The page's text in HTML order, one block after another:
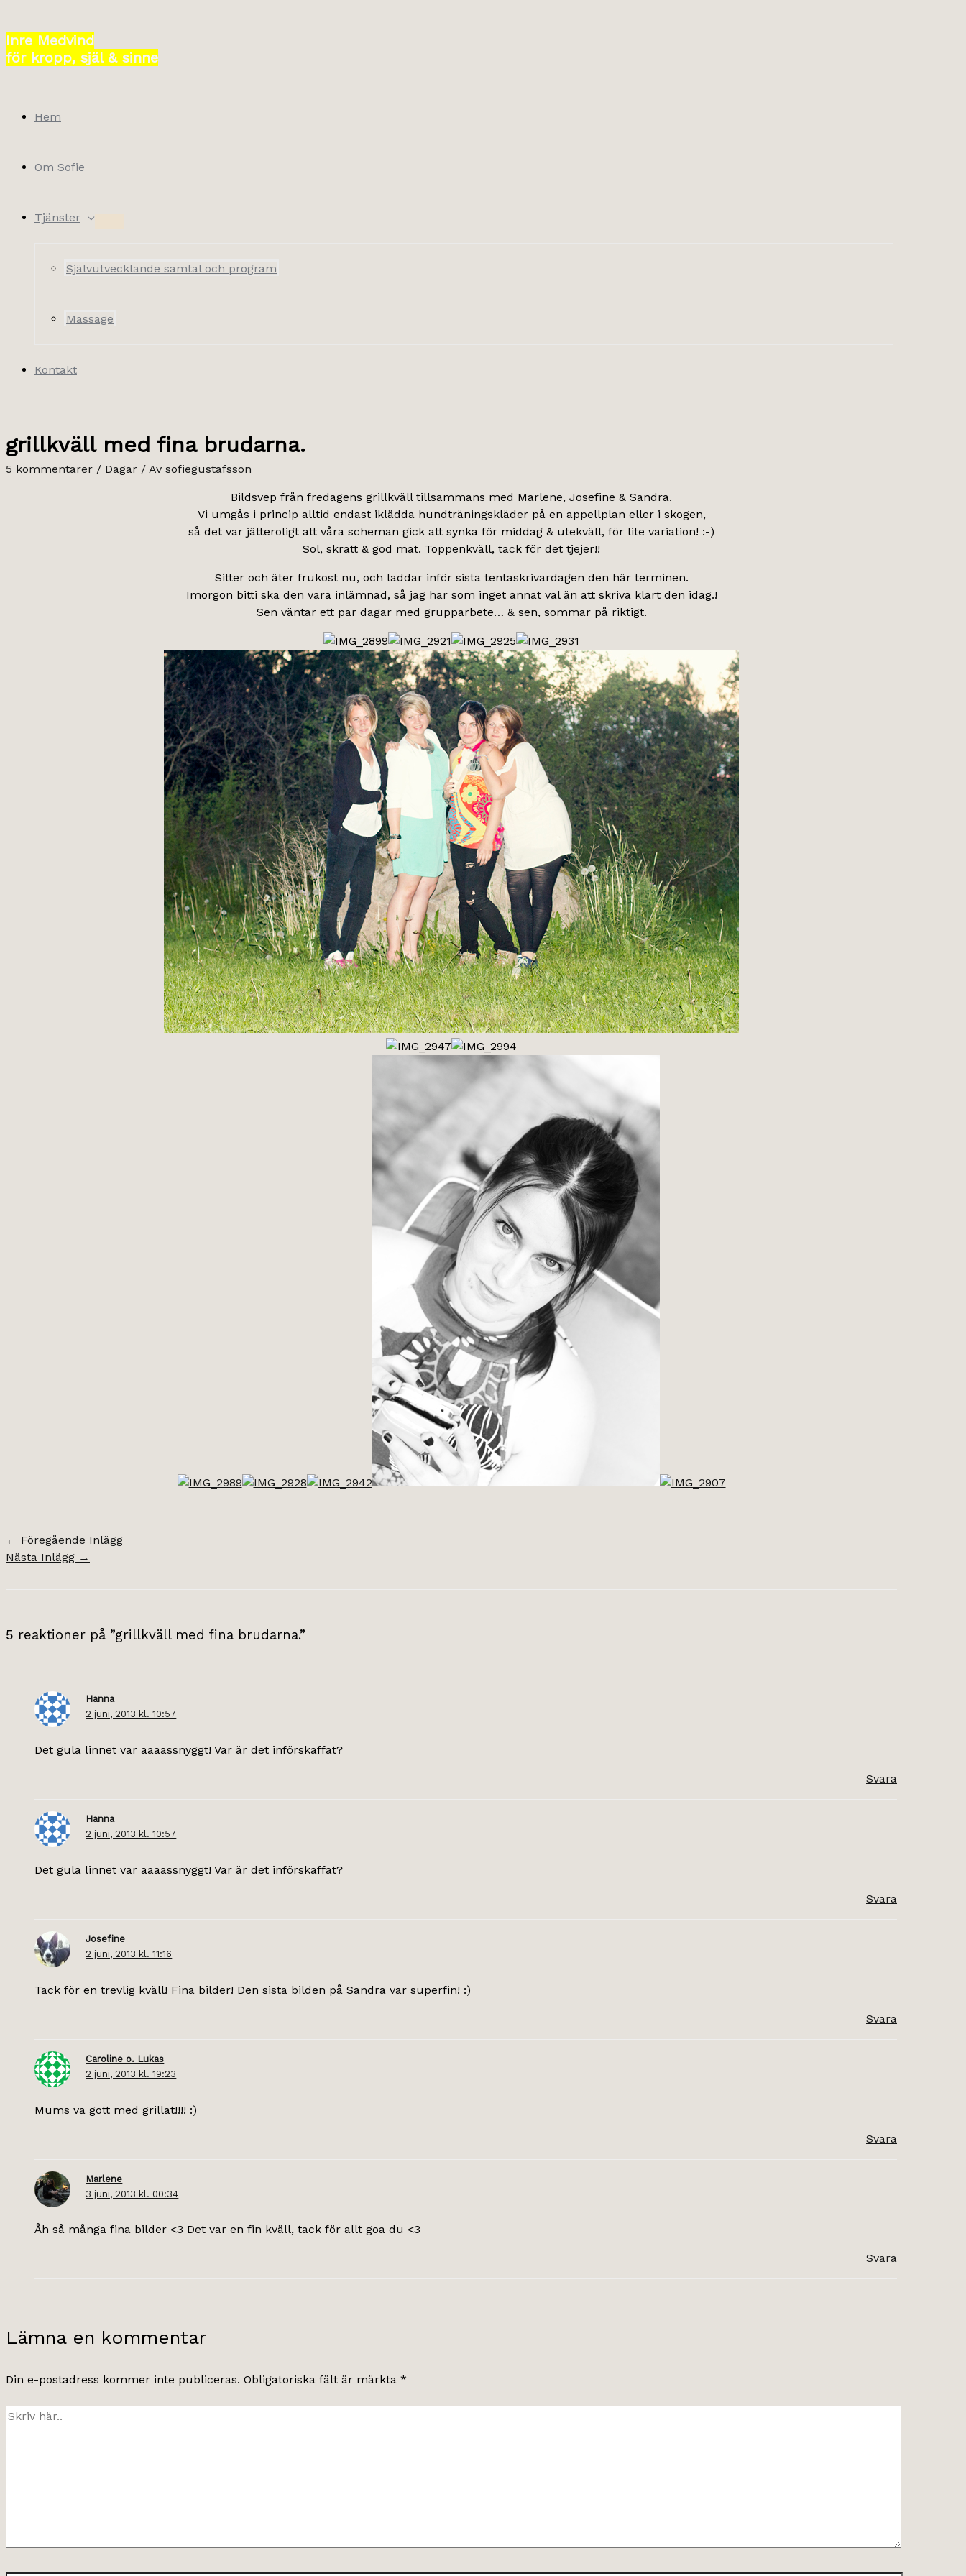
till
innehåll
Inre Medvind
för kropp, själ & sinne
Hem
Om Sofie
Tjänster
Självutvecklande samtal och program
Massage
Kontakt
grillkväll med fina brudarna.
5 kommentarer / Dagar / Av sofiegustafsson
Bildsvep från fredagens grillkväll tillsammans med Marlene, Josefine & Sandra.
Vi umgås i princip alltid endast iklädda hundträningskläder på en appellplan eller i skogen,
så det var jätteroligt att våra scheman gick att synka för middag & utekväll, för lite variation! :-)
Sol, skratt & god mat. Toppenkväll, tack för det tjejer!!
Sitter och äter frukost nu, och laddar inför sista tentaskrivardagen den här terminen.
Imorgon bitti ska den vara inlämnad, så jag har som inget annat val än att skriva klart den idag.!
Sen väntar ett par dagar med grupparbete… & sen, sommar på riktigt.
← Föregående Inlägg
Nästa Inlägg →
5 reaktioner på ”grillkväll med fina brudarna.”
Hanna
2 juni, 2013 kl. 10:57
Det gula linnet var aaaassnyggt! Var är det införskaffat?
Svara
Hanna
2 juni, 2013 kl. 10:57
Det gula linnet var aaaassnyggt! Var är det införskaffat?
Svara
Josefine
2 juni, 2013 kl. 11:16
Tack för en trevlig kväll! Fina bilder! Den sista bilden på Sandra var superfin! :)
Svara
Caroline o. Lukas
2 juni, 2013 kl. 19:23
Mums va gott med grillat!!!! :)
Svara
Marlene
3 juni, 2013 kl. 00:34
Åh så många fina bilder <3 Det var en fin kväll, tack för allt goa du <3
Svara
Lämna en kommentar
Din e-postadress kommer inte publiceras. Obligatoriska fält är märkta *
Skriv